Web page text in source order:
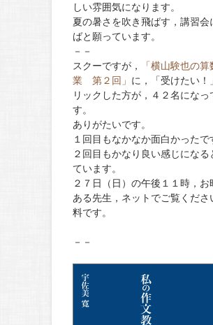
しい雰囲気になります。
夏の暑さを吹き飛ばす，講習会
ばと願っています。
－－
スクーですが，
「横山験也の
業 第２回」 に，「受けたい！
リックした方が，４２名になっ
す。
ありがたいです。
１回目もなかなか面白かったで
２回目もかなり良い感じになる
ています。
２７日（日）の午後１１時，お
ある先生，ネットでご覧くださ
料です。
－－